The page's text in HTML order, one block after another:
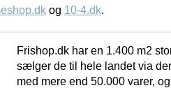
og 10-4.dk.
Frishop.dk har en 1.400 m2
sælger de til hele landet via
med mere end 50.000 varer,